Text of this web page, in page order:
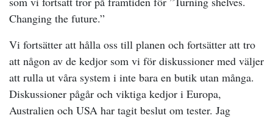
Changing the future.”
Vi fortsätter att hålla oss till planen och fortsätter att tro
att någon av de kedjor som vi för diskussioner med väljer
att rulla ut våra system i inte bara en butik utan många.
Diskussioner pågår och viktiga kedjor i Europa,
Australien och USA har tagit beslut om tester. Jag